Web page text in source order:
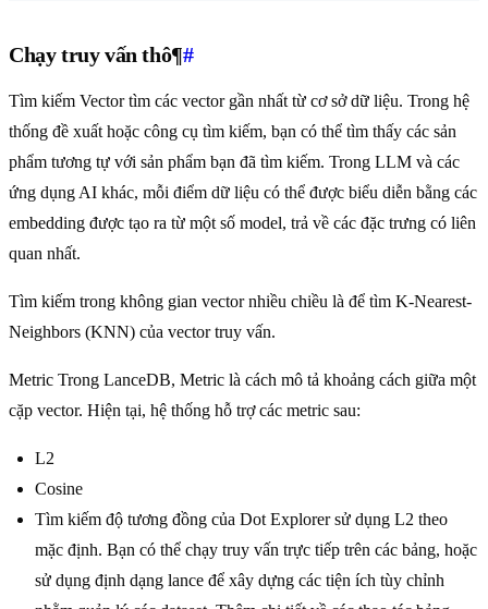
Chạy truy vấn thô¶#
Tìm kiếm Vector tìm các vector gần nhất từ cơ sở dữ liệu. Trong hệ
thống đề xuất hoặc công cụ tìm kiếm, bạn có thể tìm thấy các sản
phẩm tương tự với sản phẩm bạn đã tìm kiếm. Trong LLM và các
ứng dụng AI khác, mỗi điểm dữ liệu có thể được biểu diễn bằng các
embedding được tạo ra từ một số model, trả về các đặc trưng có liên
quan nhất.
Tìm kiếm trong không gian vector nhiều chiều là để tìm K-Nearest-
Neighbors (KNN) của vector truy vấn.
Metric Trong LanceDB, Metric là cách mô tả khoảng cách giữa một
cặp vector. Hiện tại, hệ thống hỗ trợ các metric sau:
L2
Cosine
Tìm kiếm độ tương đồng của Dot Explorer sử dụng L2 theo
mặc định. Bạn có thể chạy truy vấn trực tiếp trên các bảng, hoặc
sử dụng định dạng lance để xây dựng các tiện ích tùy chỉnh